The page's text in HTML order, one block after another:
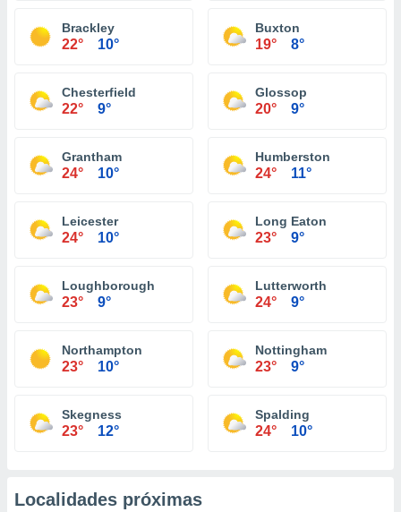
Brackley
22° 10°
Buxton
19° 8°
Chesterfield
22° 9°
Glossop
20° 9°
Grantham
24° 10°
Humberston
24° 11°
Leicester
24° 10°
Long Eaton
23° 9°
Loughborough
23° 9°
Lutterworth
24° 9°
Northampton
23° 10°
Nottingham
23° 9°
Skegness
23° 12°
Spalding
24° 10°
Localidades próximas